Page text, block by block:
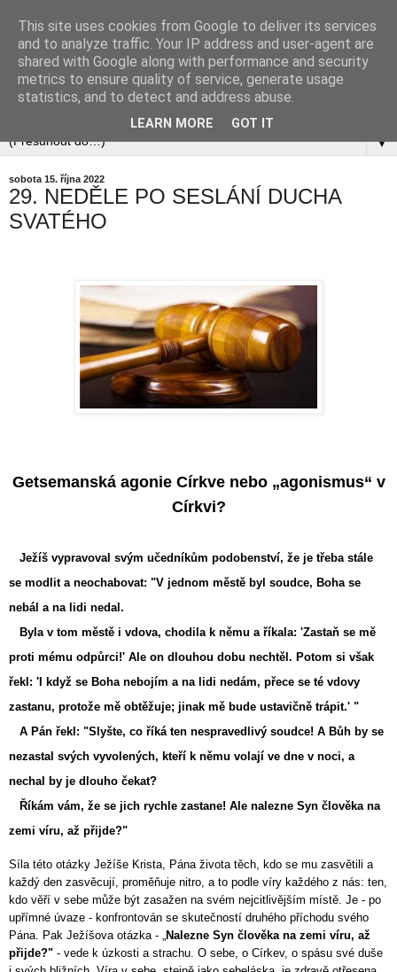
▼
sobota 15. října 2022
29. NEDĚLE PO SESLÁNÍ DUCHA
SVATÉHO
Getsemanská agonie Církve nebo „agonismus“ v
Církvi?
Ježíš vypravoval svým učedníkům podobenství, že je třeba stále
se modlit a neochabovat: "V jednom městě byl soudce, Boha se
nebál a na lidi nedal.
Byla v tom městě i vdova, chodila k němu a říkala: 'Zastaň se mě
proti mému odpůrci!' Ale on dlouhou dobu nechtěl. Potom si však
řekl: 'I když se Boha nebojím a na lidi nedám, přece se té vdovy
zastanu, protože mě obtěžuje; jinak mě bude ustavičně trápit.' "
A Pán řekl: "Slyšte, co říká ten nespravedlivý soudce! A Bůh by se
nezastal svých vyvolených, kteří k němu volají ve dne v noci, a
nechal by je dlouho čekat?
Říkám vám, že se jich rychle zastane! Ale nalezne Syn člověka na
zemi víru, až přijde?"
Síla této otázky Ježíše Krista, Pána života těch, kdo se mu zasvětili a
každý den zasvěcují, proměňuje nitro, a to podle víry každého z nás: ten,
kdo věří v sebe může být zasažen na svém nejcitlivějším místě. Je - po
upřímné úvaze - konfrontován se skutečností druhého příchodu svého
Pána. Pak Ježíšova otázka - „ Nalezne Syn člověka na zemi víru, až
přijde?" - vede k úzkosti a strachu. O sebe, o Církev, o spásu své duše
This site uses cookies from Google to deliver its services
and to analyze traffic. Your IP address and user-agent are
shared with Google along with performance and security
metrics to ensure quality of service, generate usage
statistics, and to detect and address abuse.
LEARN MORE GOT IT